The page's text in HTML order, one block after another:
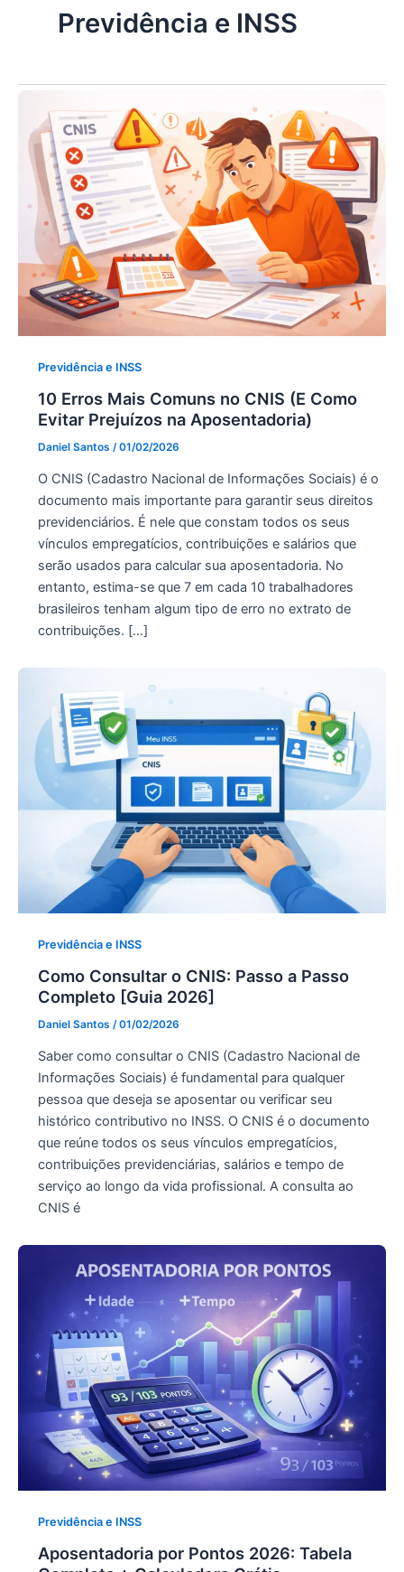
Previdência e INSS
Previdência e INSS
10 Erros Mais Comuns no CNIS (E Como
Evitar Prejuízos na Aposentadoria)
Daniel Santos /01/02/2026
O CNIS (Cadastro Nacional de Informações Sociais) é o
documento mais importante para garantir seus direitos
previdenciários. É nele que constam todos os seus
vínculos empregatícios, contribuições e salários que
serão usados para calcular sua aposentadoria. No
entanto, estima-se que 7 em cada 10 trabalhadores
brasileiros tenham algum tipo de erro no extrato de
contribuições. […]
Previdência e INSS
Como Consultar o CNIS: Passo a Passo
Completo [Guia 2026]
Daniel Santos /01/02/2026
Saber como consultar o CNIS (Cadastro Nacional de
Informações Sociais) é fundamental para qualquer
pessoa que deseja se aposentar ou verificar seu
histórico contributivo no INSS. O CNIS é o documento
que reúne todos os seus vínculos empregatícios,
contribuições previdenciárias, salários e tempo de
serviço ao longo da vida profissional. A consulta ao
CNIS é
Previdência e INSS
Aposentadoria por Pontos 2026: Tabela